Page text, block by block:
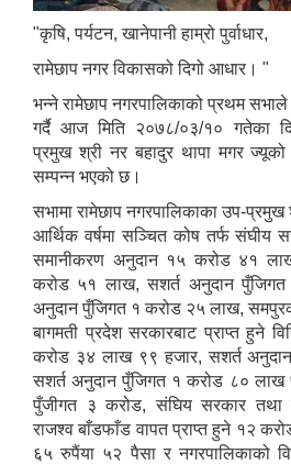
"कृषि, पर्यटन, खानेपानी हाम्रो पुर्वाधार,
रामेछाप नगर विकासको दिगो आधार। "
भन्ने रामेछाप नगरपालिकाको प्रथम
गर्दै आज मिति २०७८/०३/१० गतेका
प्रमुख श्री नर बहादुर थापा मगर ज्यूको
सम्पन्न भएको छ।
सभामा रामेछाप नगरपालिकाका उप-
आर्थिक वर्षमा सञ्चित कोष तर्फ संघीय
समानीकरण अनुदान १५ करोड ४१
करोड ५१ लाख, सशर्त अनुदान
अनुदान पुँजिगत १ करोड २५ लाख,
बागमती प्रदेश सरकारबाट प्राप्त हुने
करोड ३४ लाख ९९ हजार, सशर्त
सशर्त अनुदान पुँजिगत १ करोड ८०
पुँजीगत ३ करोड, संघिय सरकार तथा
राजश्व बाँडफाँड वापत प्राप्त हुने १२
६५ रुपैंया ५२ पैसा र नगरपालिकाको